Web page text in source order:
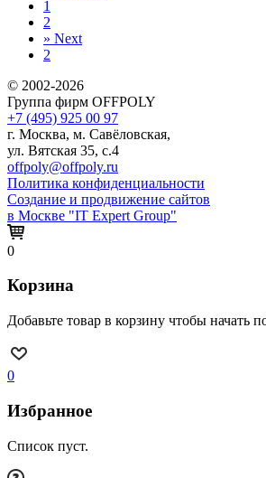
1
2
» Next
2
© 2002-2026
Группа фирм OFFPOLY
+7 (495) 925 00 97
г. Москва, м. Савёловская,
ул. Вятская 35, с.4
offpoly@offpoly.ru
Политика конфиденциальности
Создание и продвижение сайтов
в Москве "IT Expert Group"
0
Корзина
Добавьте товар в корзину чтобы начать
0
Избранное
Список пуст.